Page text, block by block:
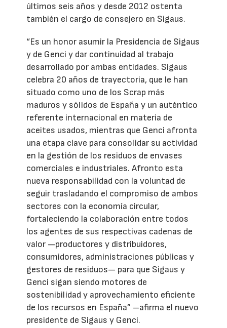
últimos seis años y desde 2012 ostenta
también el cargo de consejero en Sigaus.
“Es un honor asumir la Presidencia de Sigaus
y de Genci y dar continuidad al trabajo
desarrollado por ambas entidades. Sigaus
celebra 20 años de trayectoria, que le han
situado como uno de los Scrap más
maduros y sólidos de España y un auténtico
referente internacional en materia de
aceites usados, mientras que Genci afronta
una etapa clave para consolidar su actividad
en la gestión de los residuos de envases
comerciales e industriales. Afronto esta
nueva responsabilidad con la voluntad de
seguir trasladando el compromiso de ambos
sectores con la economía circular,
fortaleciendo la colaboración entre todos
los agentes de sus respectivas cadenas de
valor —productores y distribuidores,
consumidores, administraciones públicas y
gestores de residuos— para que Sigaus y
Genci sigan siendo motores de
sostenibilidad y aprovechamiento eficiente
de los recursos en España” –afirma el nuevo
presidente de Sigaus y Genci.